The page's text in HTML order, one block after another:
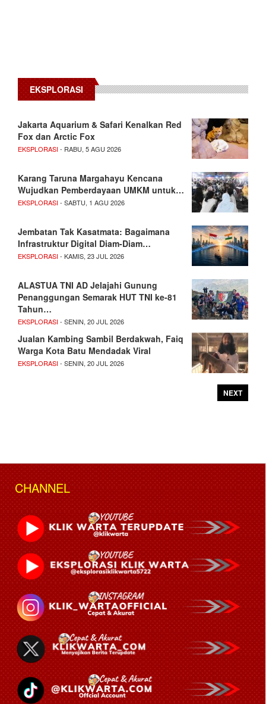
EKSPLORASI
Jakarta Aquarium & Safari Kenalkan Red
Fox dan Arctic Fox
EKSPLORASI- RABU, 5 AGU 2026
Karang Taruna Margahayu Kencana
Wujudkan Pemberdayaan UMKM untuk…
EKSPLORASI- SABTU, 1 AGU 2026
Jembatan Tak Kasatmata: Bagaimana
Infrastruktur Digital Diam-Diam…
EKSPLORASI- KAMIS, 23 JUL 2026
ALASTUA TNI AD Jelajahi Gunung
Penanggungan Semarak HUT TNI ke-81
Tahun…
EKSPLORASI- SENIN, 20 JUL 2026
Jualan Kambing Sambil Berdakwah, Faiq
Warga Kota Batu Mendadak Viral
EKSPLORASI- SENIN, 20 JUL 2026
NEXT
CHANNEL